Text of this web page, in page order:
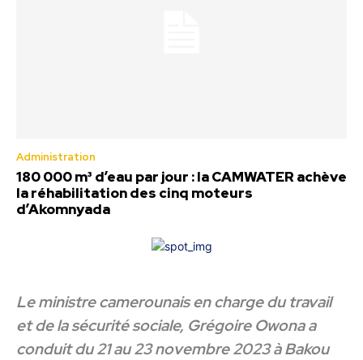
Administration
180 000 m³ d’eau par jour : la CAMWATER achève
la réhabilitation des cinq moteurs
d’Akomnyada
Le ministre camerounais en charge du travail
et de la sécurité sociale, Grégoire Owona a
conduit du 21 au 23 novembre 2023 à Bakou